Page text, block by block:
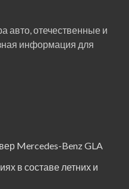
авто, отечественные и
информация для
Mercedes-Benz GLA
в составе летних и